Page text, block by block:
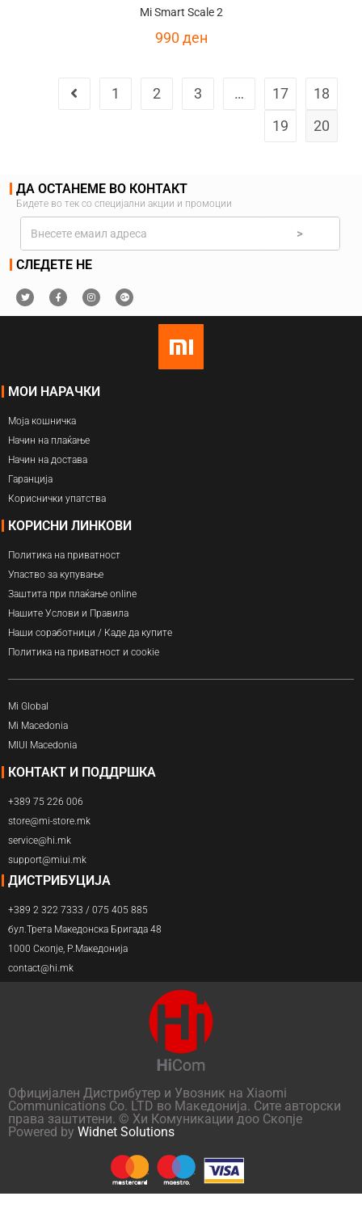
Mi Smart Scale 2
990ден
1 2 3 … 17
18
19
20
ДА ОСТАНЕМЕ ВО КОНТАКТ
Бидете во тек со специјални акции и промоции
>
СЛЕДЕТЕ НЕ
МОИ НАРАЧКИ
Моја кошничка
Начин на плаќање
Начин на достава
Гаранција
Кориснички упатства
КОРИСНИ ЛИНКОВИ
Политика на приватност
Упаство за купување
Заштита при плаќање online
Нашите Услови и Правила
Наши соработници / Каде да купите
Политика на приватност и cookie
Mi Global
Mi Macedonia
MIUI Macedonia
КОНТАКТ И ПОДДРШКА
+389 75 226 006
store@mi-store.mk
service@hi.mk
support@miui.mk
ДИСТРИБУЦИЈА
+389 2 322 7333 / 075 405 885
бул.Трета Македонска Бригада 48
1000 Скопје, Р.Македонија
contact@hi.mk
Официјален Дистрибутер и Увозник на Xiaomi
Communications Co. LTD во Македонија. Сите авторски
права заштитени. © Хи Комуникации доо Скопје
Powered by Widnet Solutions